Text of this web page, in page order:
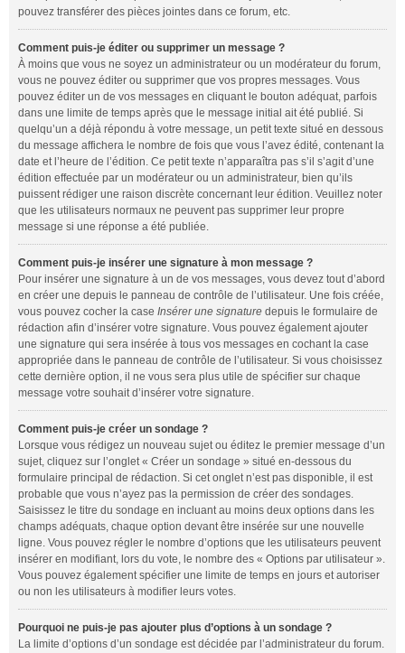
pouvez transférer des pièces jointes dans ce forum, etc.
Comment puis-je éditer ou supprimer un message ?
À moins que vous ne soyez un administrateur ou un modérateur du forum,
vous ne pouvez éditer ou supprimer que vos propres messages. Vous
pouvez éditer un de vos messages en cliquant le bouton adéquat, parfois
dans une limite de temps après que le message initial ait été publié. Si
quelqu’un a déjà répondu à votre message, un petit texte situé en dessous
du message affichera le nombre de fois que vous l’avez édité, contenant la
date et l’heure de l’édition. Ce petit texte n’apparaîtra pas s’il s’agit d’une
édition effectuée par un modérateur ou un administrateur, bien qu’ils
puissent rédiger une raison discrète concernant leur édition. Veuillez noter
que les utilisateurs normaux ne peuvent pas supprimer leur propre
message si une réponse a été publiée.
Comment puis-je insérer une signature à mon message ?
Pour insérer une signature à un de vos messages, vous devez tout d’abord
en créer une depuis le panneau de contrôle de l’utilisateur. Une fois créée,
vous pouvez cocher la case Insérer une signature depuis le formulaire de
rédaction afin d’insérer votre signature. Vous pouvez également ajouter
une signature qui sera insérée à tous vos messages en cochant la case
appropriée dans le panneau de contrôle de l’utilisateur. Si vous choisissez
cette dernière option, il ne vous sera plus utile de spécifier sur chaque
message votre souhait d’insérer votre signature.
Comment puis-je créer un sondage ?
Lorsque vous rédigez un nouveau sujet ou éditez le premier message d’un
sujet, cliquez sur l’onglet « Créer un sondage » situé en-dessous du
formulaire principal de rédaction. Si cet onglet n’est pas disponible, il est
probable que vous n’ayez pas la permission de créer des sondages.
Saisissez le titre du sondage en incluant au moins deux options dans les
champs adéquats, chaque option devant être insérée sur une nouvelle
ligne. Vous pouvez régler le nombre d’options que les utilisateurs peuvent
insérer en modifiant, lors du vote, le nombre des « Options par utilisateur ».
Vous pouvez également spécifier une limite de temps en jours et autoriser
ou non les utilisateurs à modifier leurs votes.
Pourquoi ne puis-je pas ajouter plus d’options à un sondage ?
La limite d’options d’un sondage est décidée par l’administrateur du forum.